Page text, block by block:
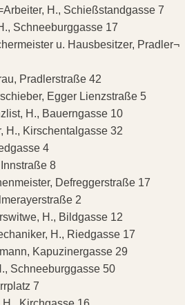
H., Schießstandgasse 7
Schneeburggasse 17
u. Hausbesitzer, Pradler¬
Pradlerstraße 42
Egger Lienzstraße 5
H., Bauerngasse 10
Kirschentalgasse 32
4
8
Defreggerstraße 17
2
H., Bildgasse 12
H., Riedgasse 17
Kapuzinergasse 29
Schneeburggasse 50
7